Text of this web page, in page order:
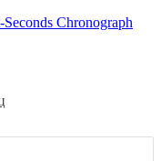
Сhronograph